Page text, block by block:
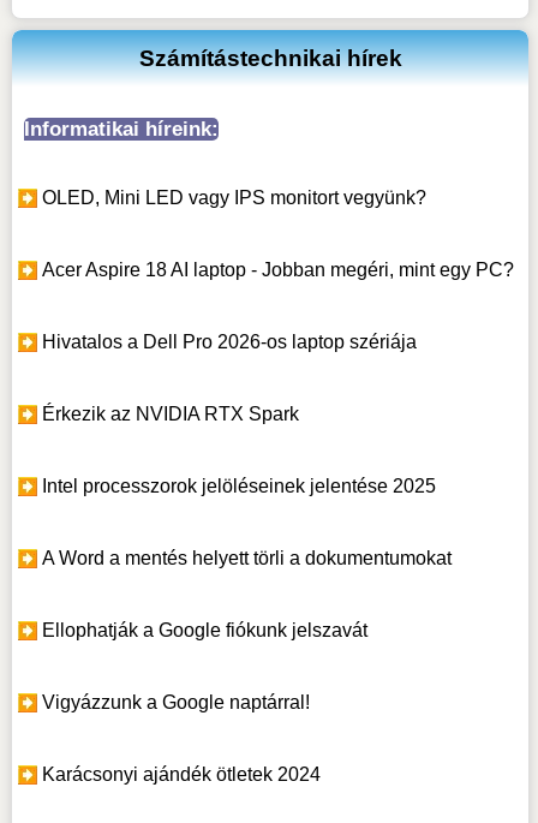
Számítástechnikai hírek
Informatikai híreink:
OLED, Mini LED vagy IPS monitort vegyünk?
Acer Aspire 18 AI laptop - Jobban megéri, mint egy PC?
Hivatalos a Dell Pro 2026-os laptop szériája
Érkezik az NVIDIA RTX Spark
Intel processzorok jelöléseinek jelentése 2025
A Word a mentés helyett törli a dokumentumokat
Ellophatják a Google fiókunk jelszavát
Vigyázzunk a Google naptárral!
Karácsonyi ajándék ötletek 2024